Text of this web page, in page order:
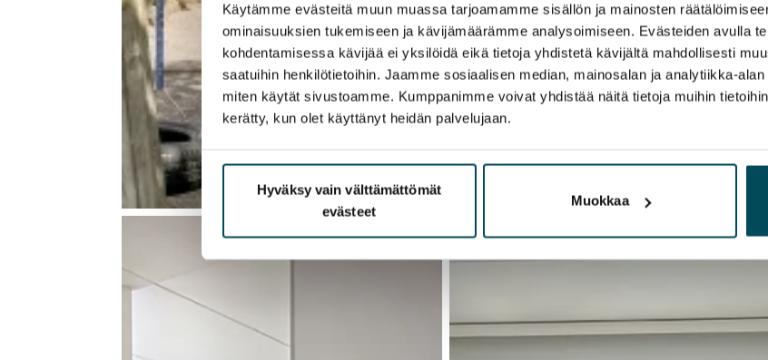
Käytämme evästeitä muun muassa tarjoamamme sisällön ja mainosten
ominaisuuksien tukemiseen ja kävijämäärämme analysoimiseen. Evästeiden avulla
kohdentamisessa kävijää ei yksilöidä eikä tietoja yhdistetä kävijältä mahdollisesti
saatuihin henkilötietoihin. Jaamme sosiaalisen median, mainosalan ja analytiikka-
miten käytät sivustoamme. Kumppanimme voivat yhdistää näitä tietoja muihin
kerätty, kun olet käyttänyt heidän palvelujaan.
Hyväksy vain välttämättömät
evästeet
Muokkaa